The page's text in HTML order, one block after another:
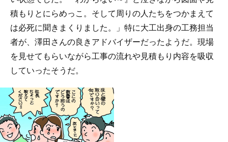
積もりとにらめっこ。そして周りの人たちをつかまえて
は必死に聞きまくりました。」特に大工出身の工務担当
者が、澤田さんの良きアドバイザーだったようだ。現場
を見せてもらいながら工事の流れや見積もり内容を吸収
していったそうだ。